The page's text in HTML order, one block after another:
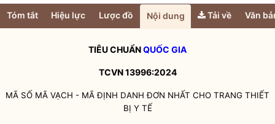
Tóm tắt Hiệu lực Lược đồ Nội dung Tải về Văn
TIÊU CHUẨNQUỐC GIA
TCVN 13996:2024
MÃ SỐ MÃ VẠCH - MÃ ĐỊNH DANH ĐƠN NHẤT CHO TRANG THIẾT
BỊ Y TẾ